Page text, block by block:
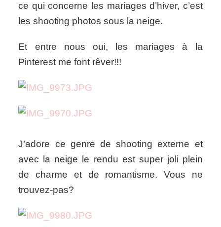
ce qui concerne les mariages d’hiver, c’est
les shooting photos sous la neige.
Et entre nous oui, les mariages à la
Pinterest me font rêver!!!
J’adore ce genre de shooting externe et
avec la neige le rendu est super joli plein
de charme et de romantisme. Vous ne
trouvez-pas?